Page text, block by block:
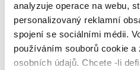
analyzuje operace na webu,
personalizovaný reklamní
spojení se sociálními médii.
používáním souborů cookie
osobních údajů. Chcete -li
Ještě nejste klientem?
Zjistěte více o našich
produktech a předních